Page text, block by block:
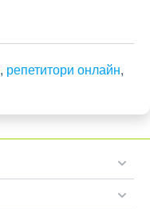
, репетитори онлайн,